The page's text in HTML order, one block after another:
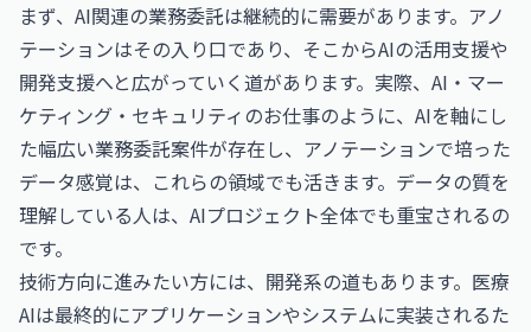
まず、AI関連の業務委託は継続的に需要があります。アノ
テーションはその入り口であり、そこからAIの活用支援や
開発支援へと広がっていく道があります。実際、 AI・マー
ケティング・セキュリティのお仕事のように、AIを軸にし
た幅広い業務委託案件が存在し、アノテーションで培った
データ感覚は、これらの領域でも活きます。データの質を
理解している人は、AIプロジェクト全体でも重宝されるの
です。
技術方向に進みたい方には、開発系の道もあります。医療
AIは最終的にアプリケーションやシステムに実装されるた